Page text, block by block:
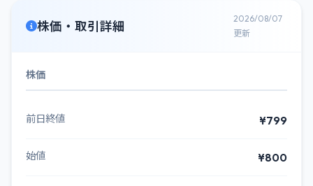
株価・取引詳細
2026/08/07
更新
株価
前日終値 ¥799
始値 ¥800